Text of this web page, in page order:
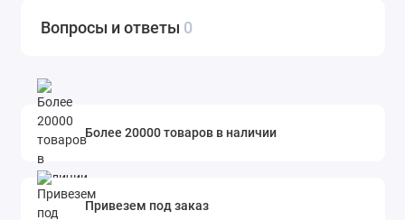
Вопросы и ответы 0
Более 20000 товаров в наличии
Привезем под заказ